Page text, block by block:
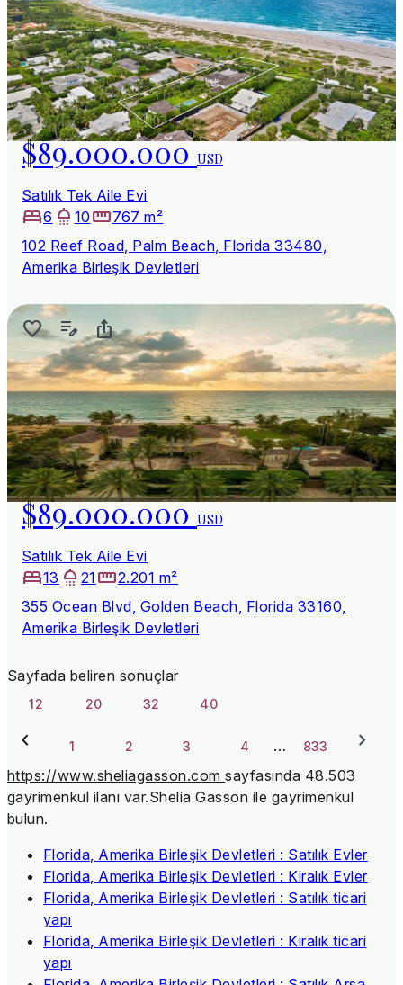
$89.000.000USD
Satılık Tek Aile Evi
6
10
767 m²
102 Reef Road, Palm Beach, Florida 33480,
Amerika Birleşik Devletleri
$89.000.000USD
Satılık Tek Aile Evi
13
21
2.201 m²
355 Ocean Blvd, Golden Beach, Florida 33160,
Amerika Birleşik Devletleri
Sayfada beliren sonuçlar
12 20 32 40
1 2 3 4 … 833
https://www.sheliagasson.comsayfasında 48.503
gayrimenkul ilanı var.Shelia Gasson ile gayrimenkul
bulun.
Florida, Amerika Birleşik Devletleri : Satılık Evler
Florida, Amerika Birleşik Devletleri : Kiralık Evler
Florida, Amerika Birleşik Devletleri : Satılık ticari
yapı
Florida, Amerika Birleşik Devletleri : Kiralık ticari
yapı